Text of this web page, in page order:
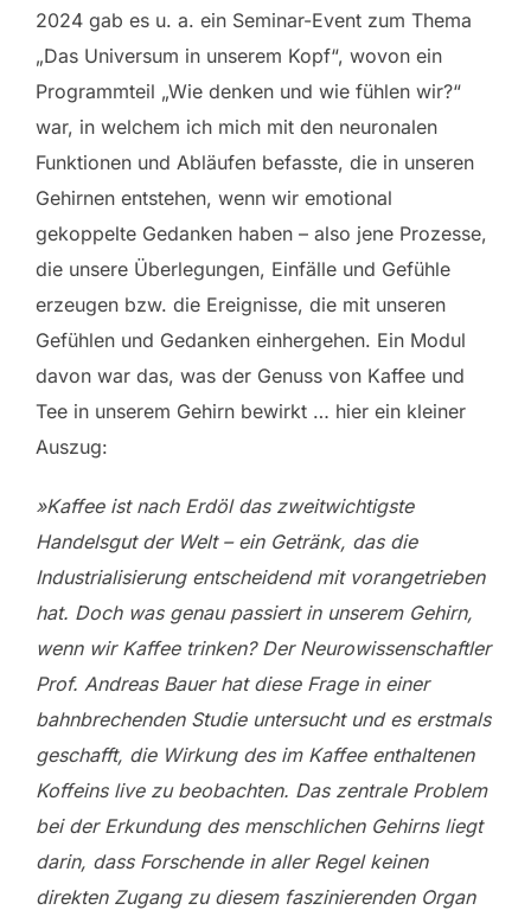
2024 gab es u. a. ein Seminar-Event zum Thema
„Das Universum in unserem Kopf“, wovon ein
Programmteil „Wie denken und wie fühlen wir?“
war, in welchem ich mich mit den neuronalen
Funktionen und Abläufen befasste, die in unseren
Gehirnen entstehen, wenn wir emotional
gekoppelte Gedanken haben – also jene Prozesse,
die unsere Überlegungen, Einfälle und Gefühle
erzeugen bzw. die Ereignisse, die mit unseren
Gefühlen und Gedanken einhergehen. Ein Modul
davon war das, was der Genuss von Kaffee und
Tee in unserem Gehirn bewirkt … hier ein kleiner
Auszug:
»Kaffee ist nach Erdöl das zweitwichtigste
Handelsgut der Welt – ein Getränk, das die
Industrialisierung entscheidend mit vorangetrieben
hat. Doch was genau passiert in unserem Gehirn,
wenn wir Kaffee trinken? Der Neurowissenschaftler
Prof. Andreas Bauer hat diese Frage in einer
bahnbrechenden Studie untersucht und es erstmals
geschafft, die Wirkung des im Kaffee enthaltenen
Koffeins live zu beobachten. Das zentrale Problem
bei der Erkundung des menschlichen Gehirns liegt
darin, dass Forschende in aller Regel keinen
direkten Zugang zu diesem faszinierenden Organ